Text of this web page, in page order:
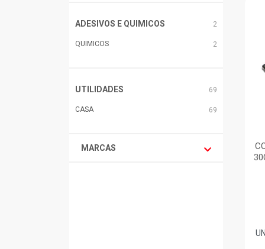
ADESIVOS E QUIMICOS 2
QUIMICOS 2
UTILIDADES 69
CASA 69
MARCAS